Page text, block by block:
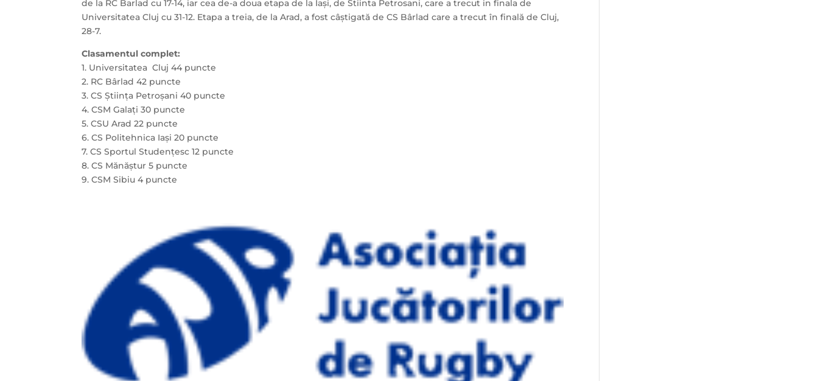
de la RC Barlad cu 17-14, iar cea de-a doua etapa de la Iași, de Stiinta Petrosani, care a trecut in finala de
Universitatea Cluj cu 31-12. Etapa a treia, de la Arad, a fost câștigată de CS Bârlad care a trecut în finală de Cluj,
28-7.
Clasamentul complet:
1. Universitatea Cluj 44 puncte
2. RC Bârlad 42 puncte
3. CS Știința Petroșani 40 puncte
4. CSM Galați 30 puncte
5. CSU Arad 22 puncte
6. CS Politehnica Iași 20 puncte
7. CS Sportul Studențesc 12 puncte
8. CS Mănăștur 5 puncte
9. CSM Sibiu 4 puncte